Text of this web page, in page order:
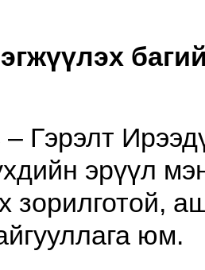
Гэрэлт
эрүүл
зорилготой,
юм.